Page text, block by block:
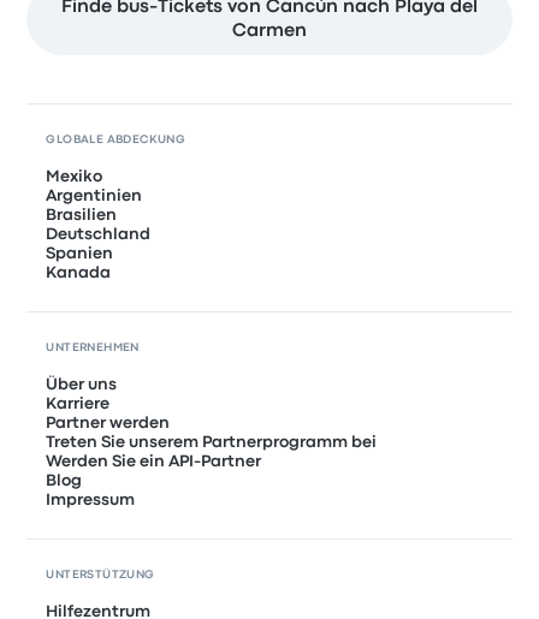
Finde bus-Tickets von Cancún nach Playa del
Carmen
GLOBALE ABDECKUNG
Mexiko
Argentinien
Brasilien
Deutschland
Spanien
Kanada
UNTERNEHMEN
Über uns
Karriere
Partner werden
Treten Sie unserem Partnerprogramm bei
Werden Sie ein API-Partner
Blog
Impressum
UNTERSTÜTZUNG
Hilfezentrum